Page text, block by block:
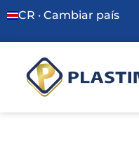
CR · Cambiar país